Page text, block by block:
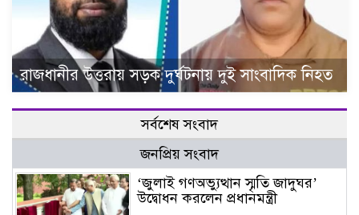
রাজধানীর উত্তরায় সড়ক দুর্ঘটনায় দুই সাংবাদিক নিহত
সর্বশেষ সংবাদ
জনপ্রিয় সংবাদ
‘জুলাই গণঅভ্যুত্থান স্মৃতি জাদুঘর’
উদ্বোধন করলেন প্রধানমন্ত্রী